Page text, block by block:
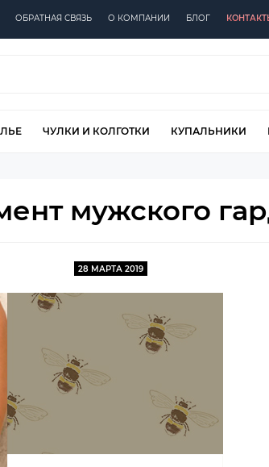
ОБРАТНАЯ СВЯЗЬ О КОМПАНИИ БЛОГ
ЧУЛКИ И КОЛГОТКИ КУПАЛЬНИКИ
мужского
28 МАРТА 2019